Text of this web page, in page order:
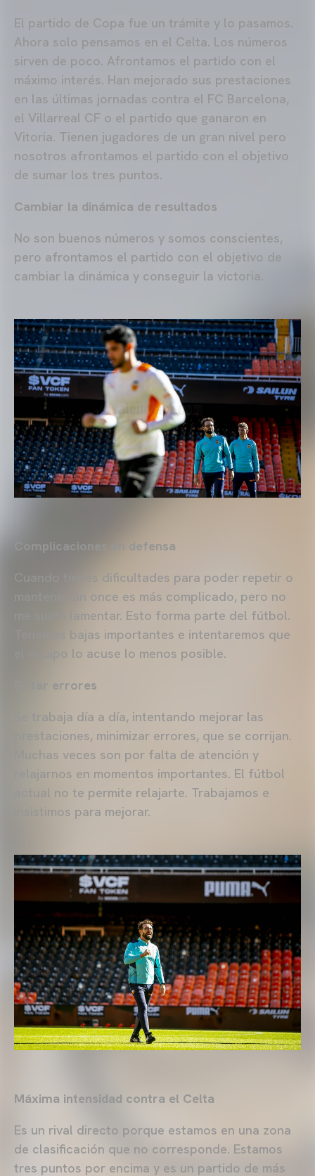
El partido de Copa fue un trámite y lo pasamos.
Ahora solo pensamos en el Celta. Los números
sirven de poco. Afrontamos el partido con el
máximo interés. Han mejorado sus prestaciones
en las últimas jornadas contra el FC Barcelona,
el Villarreal CF o el partido que ganaron en
Vitoria. Tienen jugadores de un gran nivel pero
nosotros afrontamos el partido con el objetivo
de sumar los tres puntos.
Cambiar la dinámica de resultados
No son buenos números y somos conscientes,
pero afrontamos el partido con el objetivo de
cambiar la dinámica y conseguir la victoria.
Complicaciones en defensa
Cuando tienes dificultades para poder repetir o
mantener un once es más complicado, pero no
me suelo lamentar. Esto forma parte del fútbol.
Tenemos bajas importantes e intentaremos que
el equipo lo acuse lo menos posible.
Evitar errores
Se trabaja día a día, intentando mejorar las
prestaciones, minimizar errores, que se corrijan.
Muchas veces son por falta de atención y
relajarnos en momentos importantes. El fútbol
actual no te permite relajarte. Trabajamos e
insistimos para mejorar.
Máxima intensidad contra el Celta
Es un rival directo porque estamos en una zona
de clasificación que no corresponde. Estamos
tres puntos por encima y es un partido de más